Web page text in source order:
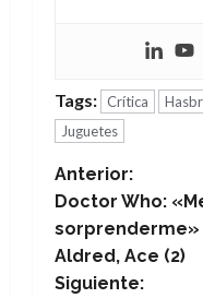
Tags: Crítica
Juguetes
N
a
v
Anterior:
Doctor Who:
sorprenderme»
Aldred, Ace (2)
Siguiente: